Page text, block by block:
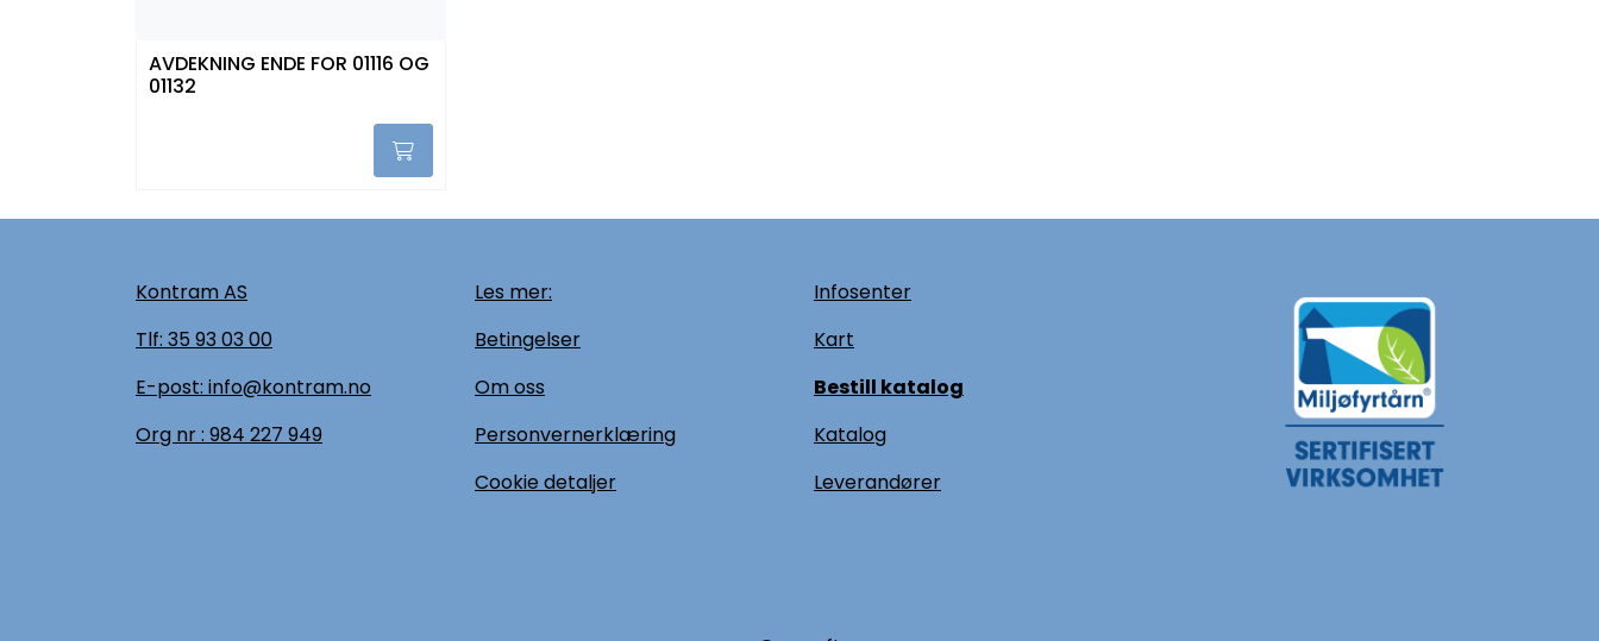
AVDEKNING ENDE FOR 01116 OG
01132
Kontram AS
Tlf: 35 93 03 00
E-post: info@kontram.no
Org nr : 984 227 949
Les mer:
Betingelser
Om oss
Personvernerklæring
Cookie detaljer
Infosenter
Kart
Bestill katalog
Katalog
Leverandører